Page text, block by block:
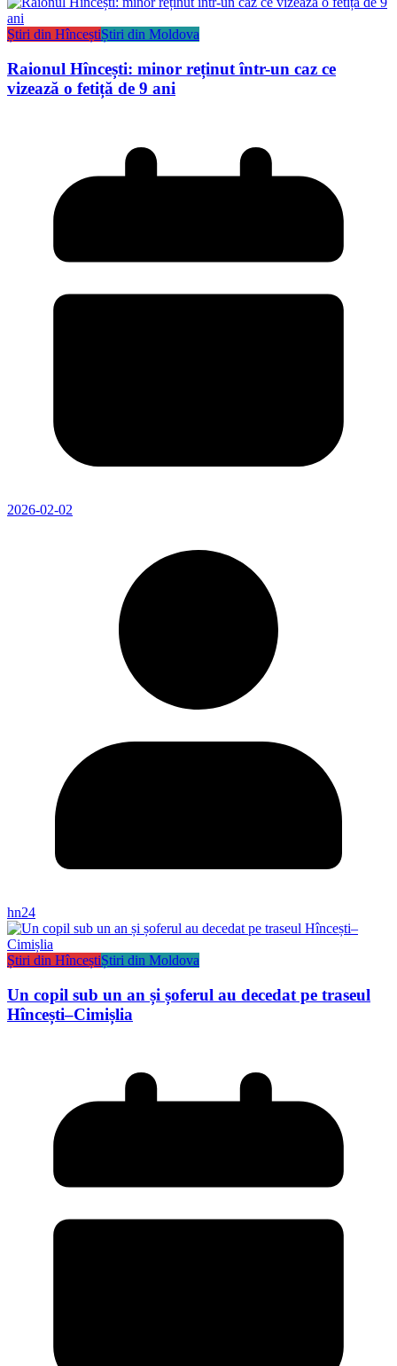
Știri din HînceștiȘtiri din Moldova
Raionul Hîncești: minor reținut într-un caz ce
vizează o fetiță de 9 ani
2026-02-02
hn24
Știri din HînceștiȘtiri din Moldova
Un copil sub un an și șoferul au decedat pe traseul
Hîncești–Cimișlia